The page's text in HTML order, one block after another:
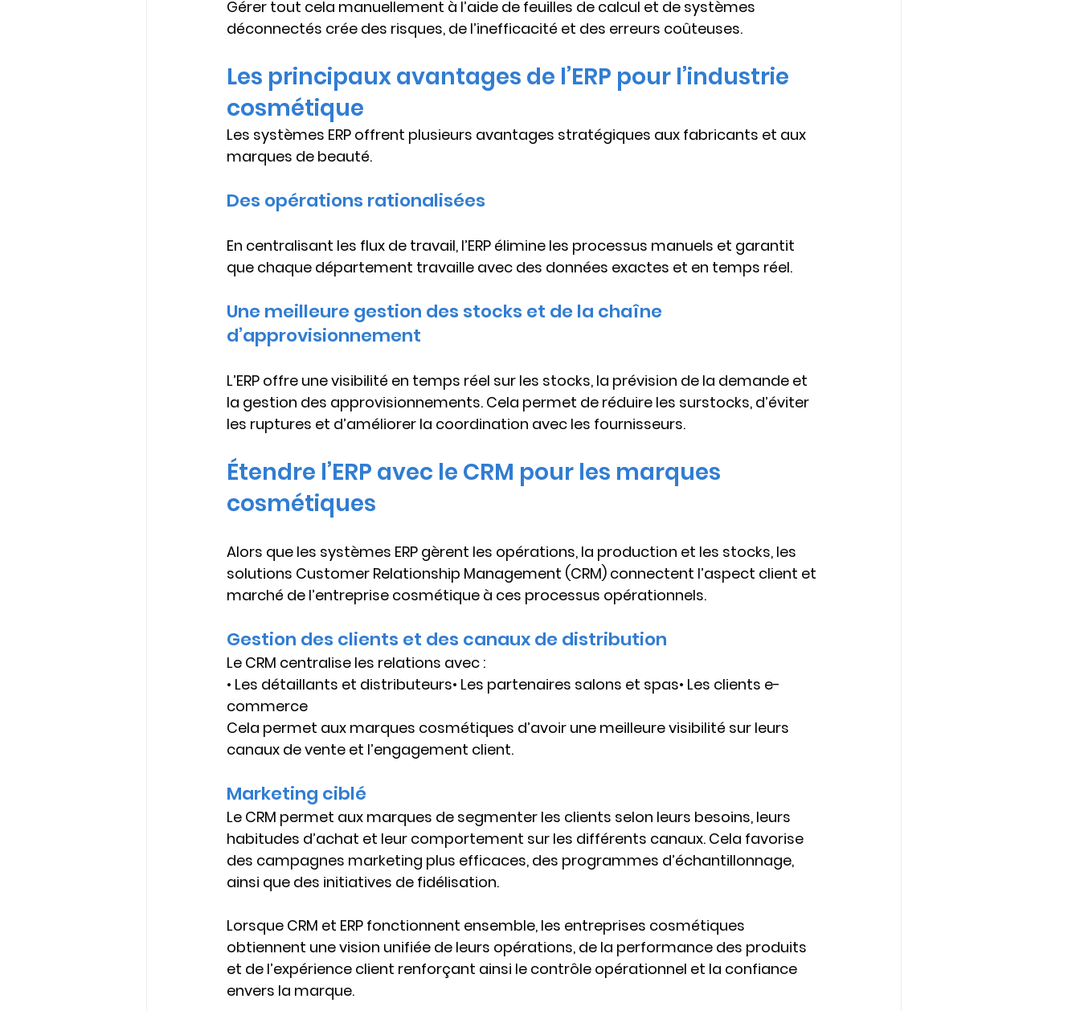
Gérer tout cela manuellement à l’aide de feuilles de calcul et de systèmes
déconnectés crée des risques, de l’inefficacité et des erreurs coûteuses.
Les principaux avantages de l’ERP pour l’industrie
cosmétique
Les systèmes ERP offrent plusieurs avantages stratégiques aux fabricants et aux
marques de beauté.
Des opérations rationalisées
En centralisant les flux de travail, l’ERP élimine les processus manuels et garantit
que chaque département travaille avec des données exactes et en temps réel.
Une meilleure gestion des stocks et de la chaîne
d’approvisionnement
L’ERP offre une visibilité en temps réel sur les stocks, la prévision de la demande et
la gestion des approvisionnements. Cela permet de réduire les surstocks, d’éviter
les ruptures et d’améliorer la coordination avec les fournisseurs.
Étendre l’ERP avec le CRM pour les marques
cosmétiques
Alors que les systèmes ERP gèrent les opérations, la production et les stocks, les
solutions Customer Relationship Management (CRM) connectent l’aspect client et
marché de l’entreprise cosmétique à ces processus opérationnels.
Gestion des clients et des canaux de distribution
Le CRM centralise les relations avec :
• Les détaillants et distributeurs• Les partenaires salons et spas• Les clients e-
commerce
Cela permet aux marques cosmétiques d’avoir une meilleure visibilité sur leurs
canaux de vente et l’engagement client.
Marketing ciblé
Le CRM permet aux marques de segmenter les clients selon leurs besoins, leurs
habitudes d’achat et leur comportement sur les différents canaux. Cela favorise
des campagnes marketing plus efficaces, des programmes d’échantillonnage,
ainsi que des initiatives de fidélisation.
Lorsque CRM et ERP fonctionnent ensemble, les entreprises cosmétiques
obtiennent une vision unifiée de leurs opérations, de la performance des produits
et de l’expérience client renforçant ainsi le contrôle opérationnel et la confiance
envers la marque.